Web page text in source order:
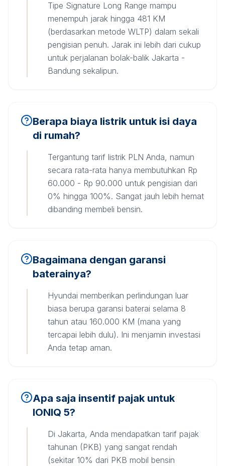
Tipe Signature Long Range mampu
menempuh jarak hingga 481 KM
(berdasarkan metode WLTP) dalam sekali
pengisian penuh. Jarak ini lebih dari cukup
untuk perjalanan bolak-balik Jakarta -
Bandung sekalipun.
Berapa biaya listrik untuk isi daya
di rumah?
Tergantung tarif listrik PLN Anda, namun
secara rata-rata hanya membutuhkan Rp
60.000 - Rp 90.000 untuk pengisian dari
0% hingga 100%. Sangat jauh lebih hemat
dibanding membeli bensin.
Bagaimana dengan garansi
baterainya?
Hyundai memberikan perlindungan luar
biasa berupa garansi baterai selama 8
tahun atau 160.000 KM (mana yang
tercapai lebih dulu). Ini menjamin investasi
Anda tetap aman.
Apa saja insentif pajak untuk
IONIQ 5?
Di Jakarta, Anda mendapatkan tarif pajak
tahunan (PKB) yang sangat rendah
(sekitar 10% dari PKB mobil bensin